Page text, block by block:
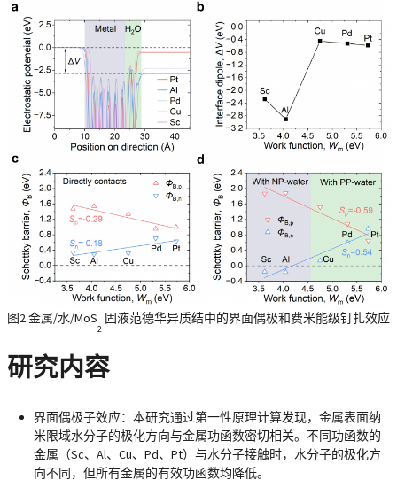
图2.金属/水/MoS
2
固液范德华异质结中的界面偶极和费米能级钉扎效应
研究内容
界面偶极子效应：本研究通过第一性原理计算发现，金属表面纳
米限域水分子的极化方向与金属功函数密切相关。不同功函数的
金属（Sc、Al、Cu、Pd、Pt）与水分子接触时，水分子的极化方
向不同，但所有金属的有效功函数均降低。